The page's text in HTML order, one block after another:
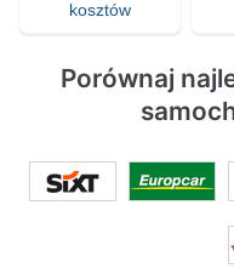
kosztów
Porównaj